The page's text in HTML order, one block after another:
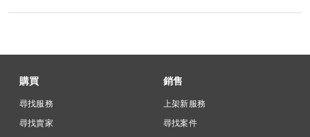
購買
尋找服務
尋找賣家
銷售
上架新服務
尋找案件